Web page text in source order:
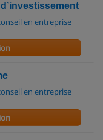
en entreprise
en entreprise